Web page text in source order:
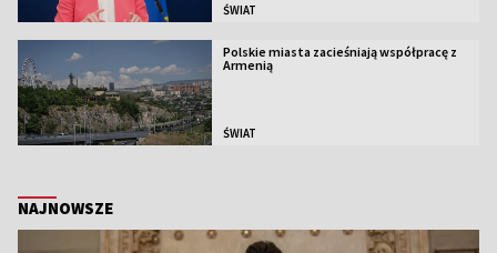
ŚWIAT
Polskie miasta zacieśniają współpracę z
Armenią
ŚWIAT
NAJNOWSZE